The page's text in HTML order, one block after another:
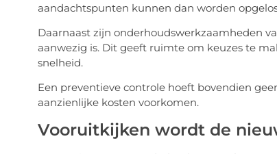
aandachtspunten kunnen dan worden
Daarnaast zijn onderhoudswerkzaamheden
aanwezig is. Dit geeft ruimte om keuzes te
snelheid.
Een preventieve controle hoeft bovendien
aanzienlijke kosten voorkomen.
Vooruitkijken wordt de